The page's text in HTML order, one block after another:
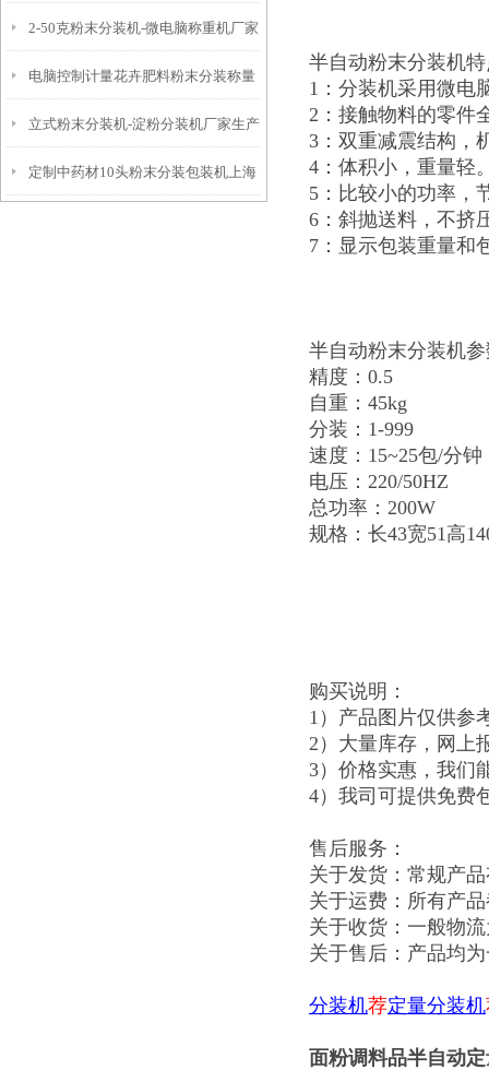
备
2-50克粉末分装机-微电脑称重机厂家
电脑控制计量花卉肥料粉末分装称量
设备
立式粉末分装机-淀粉分装机厂家生产
定制中药材10头粉末分装包装机上海
半自动粉末分装机
1：分装机采用微电
2：接触物料的零件
3：双重减震结构，
4：体积小，重量轻
5：比较小的功率，
6：斜抛送料，不挤
7：显示包装重量和
半自动粉末分装机
精度：0.5
自重：45kg
分装：1-999
速度：15~25包/分钟
电压：220/50HZ
总功率：200W
规格：长43宽51高
购买说明：
1）产品图片仅供参
2）大量库存，网上
3）价格实惠，我们
4）我司可提供免费
售后服务：
关于发货：常规产
关于运费：所有产
关于收货：一般物
关于售后：产品均
分装机荐定量分装机
面粉调料品半自动